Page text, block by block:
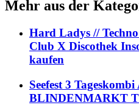
Mehr aus der
Hard Ladys //
Club X Discothek
kaufen
Seefest 3
BLINDENMARKT